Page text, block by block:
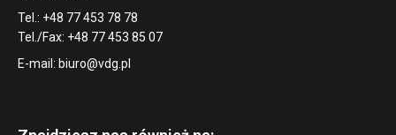
Tel.: +48 77 453 78 78
Tel./Fax: +48 77 453 85 07
E-mail: biuro@vdg.pl